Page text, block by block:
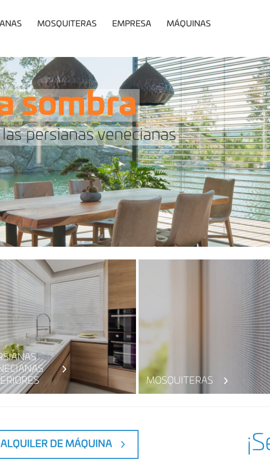
MOSQUITERAS EMPRESA MÁQUINAS
sombra
persianas venecianas
MOSQUITERAS
ALQUILER DE MÁQUINA